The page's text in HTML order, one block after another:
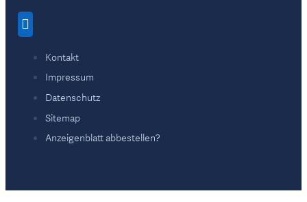
Kontakt
Impressum
Datenschutz
Sitemap
Anzeigenblatt abbestellen?